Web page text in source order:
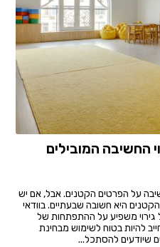
החשיבה המובילים
על הפרטים הקטנים. אבל, אם יש
היא חשובה שבעתיים. בוודאי
גירוי משפיע על ההתפתחות של
להיות בטוח לשימוש מבחינת
שיודעים להסתכל...